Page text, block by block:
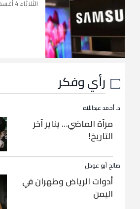
الثلاثاء 4 أغسطس 2026 02:01:00
رأي وفكر
د. أحمد عبداللاه
مرآة الماضي… يناير آخر
التاريخ!
صالح أبو عوذل
أدوات الرياض وطهران في
اليمن